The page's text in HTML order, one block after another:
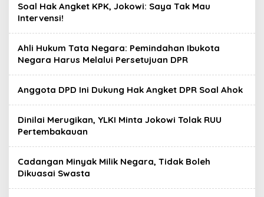
Soal Hak Angket KPK, Jokowi: Saya Tak Mau
Intervensi!
Ahli Hukum Tata Negara: Pemindahan Ibukota
Negara Harus Melalui Persetujuan DPR
Anggota DPD Ini Dukung Hak Angket DPR Soal Ahok
Dinilai Merugikan, YLKI Minta Jokowi Tolak RUU
Pertembakauan
Cadangan Minyak Milik Negara, Tidak Boleh
Dikuasai Swasta